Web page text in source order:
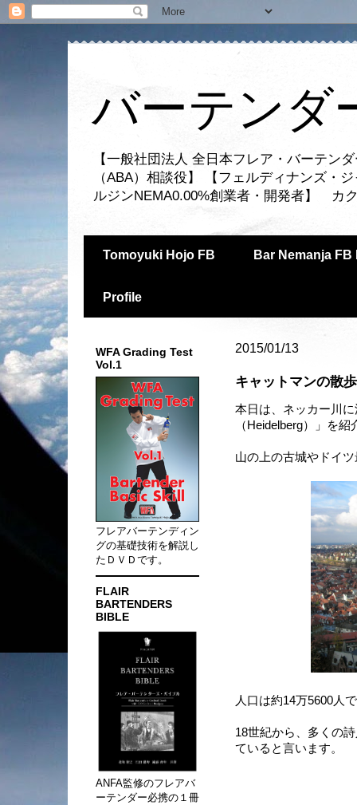
バーテンダ
【一般社団法人 全日本フレア・バーテン
（ABA）相談役】 【フェルディナンズ・
ルジンNEMA0.00%創業者・開発者】 カ
Tomoyuki Hojo FB Bar Nemanja FB
Profile
2015/01/13
キャットマンの散
本日は、ネッカー川
（Heidelberg）」を
山の上の古城やドイ
人口は約14万5600人
18世紀から、多くの
ていると言います。
WFA Grading Test
Vol.1
フレアバーテンディン
グの基礎技術を解説し
たＤＶＤです。
FLAIR
BARTENDERS
BIBLE
ANFA監修のフレアバ
ーテンダー必携の１冊